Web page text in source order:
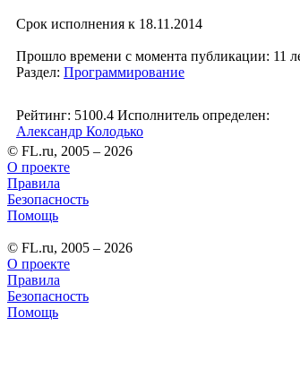
Срок исполнения к 18.11.2014
Прошло времени с момента публикации: 11
Раздел: Программирование
Рейтинг: 5100.4 Исполнитель определен:
Александр Колодько
© FL.ru, 2005 – 2026
О проекте
Правила
Безопасность
Помощь
© FL.ru, 2005 – 2026
О проекте
Правила
Безопасность
Помощь